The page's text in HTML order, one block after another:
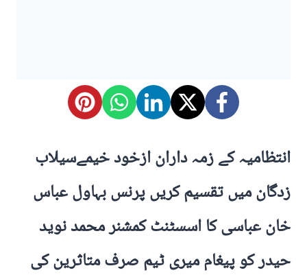
انتظامیہ کے زمہ داران ازخود خیمےسیلاب
زدگان میں تقسیم کریں پرنس بہاول عباس
خان عباسی کا اسسٹنٹ کمشنر محمد نوید
حیدر کو پیغام میری ٹیم صرف متاثرین کی